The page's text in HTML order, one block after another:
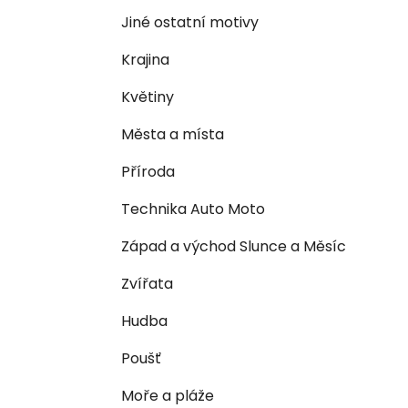
Jiné ostatní motivy
Krajina
Květiny
Města a místa
Příroda
Technika Auto Moto
Západ a východ Slunce a Měsíc
Zvířata
Hudba
Poušť
Moře a pláže